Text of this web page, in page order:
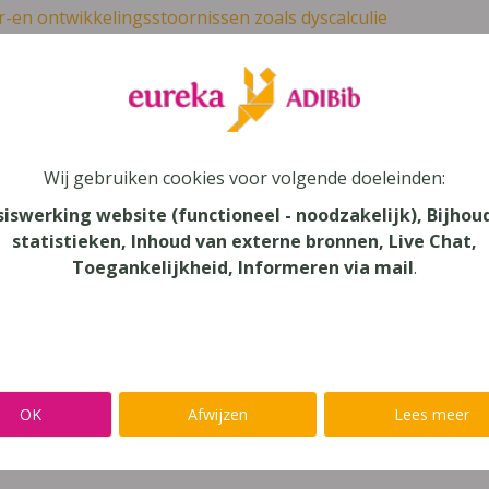
en ontwikkelingsstoornissen zoals dyscalculie
Eureka Leuven beter kennen.
leven in je talent'en lees meer over thema's als redelijke
&Economics 6 Leerwerkboek
Onderwijs
Wij gebruiken cookies voor volgende doeleinden:
website (functioneel - noodzakelijk),
statistieken, Inhoud van externe bronnen, Live Chat,
Toegankelijkheid, Informeren via mail.
OK Afwijzen Lees meer